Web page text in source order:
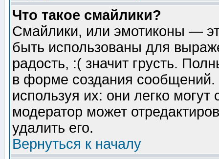
Что такое смайлики?
Смайлики, или эмотиконы —
быть использованы для
радость, :( значит грусть.
в форме создания сообщений.
используя их: они легко
модератор может
удалить его.
Вернуться к началу